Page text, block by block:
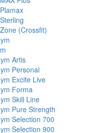
(Crossfit)
Artis
Personal
Excite Live
Forma
Skill Line
Pure Strength
Selection 700
Selection 900